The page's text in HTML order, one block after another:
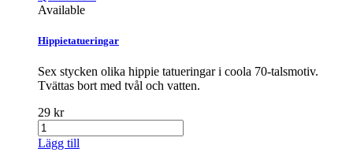
Available
Hippietatueringar
Sex stycken olika hippie tatueringar i coola 70-talsmotiv.
Tvättas bort med tvål och vatten.
29 kr
Lägg till